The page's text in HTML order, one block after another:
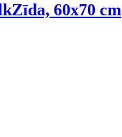
Zīda, 60x70 cm